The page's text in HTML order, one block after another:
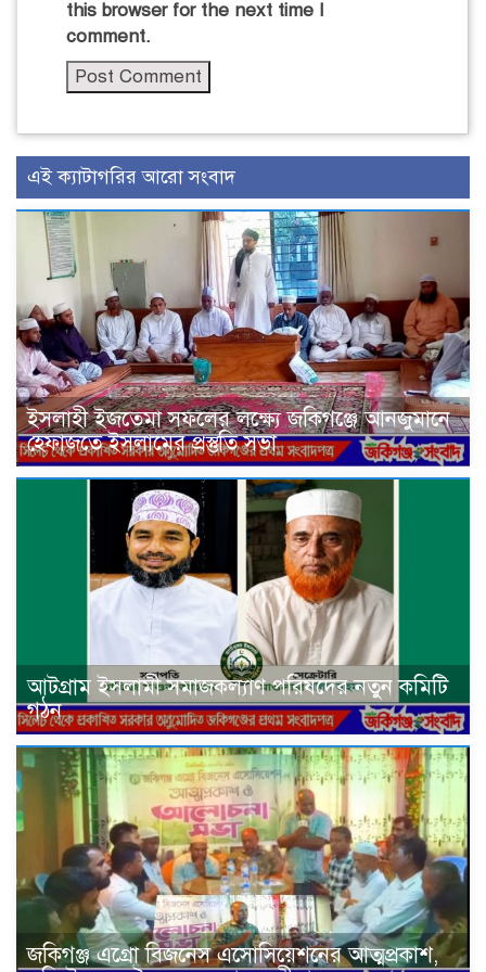
this browser for the next time I
comment.
এই ক্যাটাগরির আরো সংবাদ
ইসলাহী ইজতেমা সফলের লক্ষ্যে জকিগঞ্জে আনজুমানে
হেফাজতে ইসলামের প্রস্তুতি সভা
আটগ্রাম ইসলামী সমাজকল্যাণ পরিষদের নতুন কমিটি
গঠন
জকিগঞ্জ এগ্রো বিজনেস এসোসিয়েশনের আত্মপ্রকাশ,